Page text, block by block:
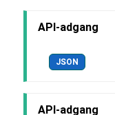
API-adgang
JSON
API-adgang